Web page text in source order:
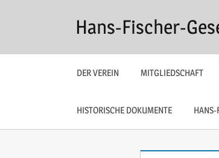
Hans-Fischer-
DER VEREIN MITGLIEDSCHAFT
HISTORISCHE DOKUMENTE HANS-